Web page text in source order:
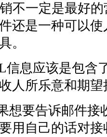
不一定是最好的
还是一种可以
。
息应该是包含
人所乐意和期望
想要告诉邮件接
用自己的话对